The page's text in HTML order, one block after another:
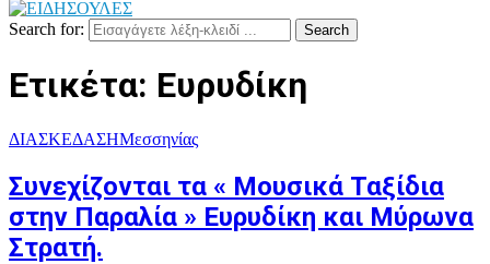
Search for: Search
Ετικέτα: Ευρυδίκη
ΔΙΑΣΚΕΔΑΣΗΜεσσηνίας
Συνεχίζονται τα « Μουσικά Ταξίδια
στην Παραλία » Ευρυδίκη και Μύρωνα
Στρατή.